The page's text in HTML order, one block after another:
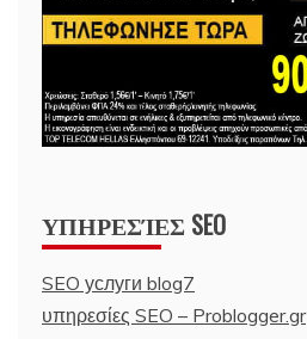
ΥΠΗΡΕΣΊΕΣ SEO
SEO услуги blog7
υπηρεσίες SEO – Problogger.gr